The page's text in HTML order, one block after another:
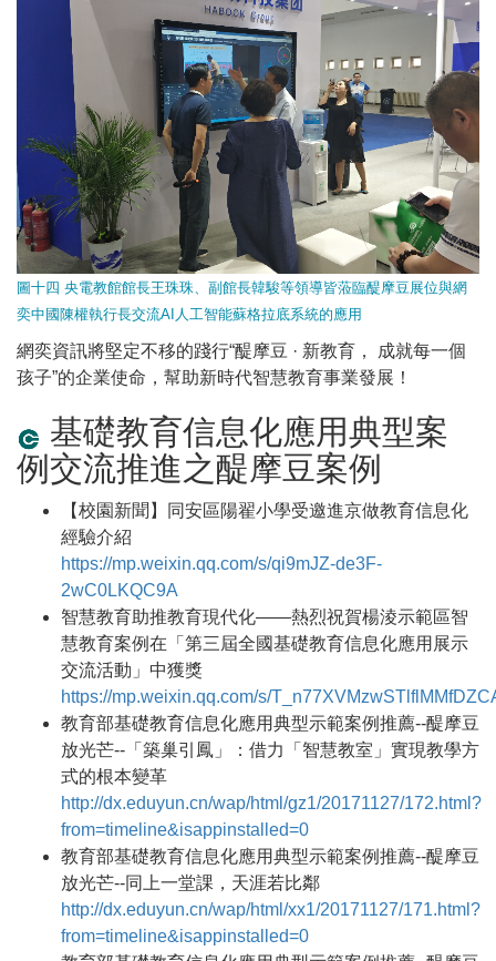
圖十四 央電教館館長王珠珠、副館長韓駿等領導皆蒞臨醍摩豆展位與網
奕中國陳權執行長交流AI人工智能蘇格拉底系統的應用
網奕資訊將堅定不移的踐行“醍摩豆 · 新教育， 成就每一個
孩子”的企業使命，幫助新時代智慧教育事業發展！
基礎教育信息化應用典型案
例交流推進之醍摩豆案例
【校園新聞】同安區陽翟小學受邀進京做教育信息化
經驗介紹
https://mp.weixin.qq.com/s/qi9mJZ-de3F-
2wC0LKQC9A
智慧教育助推教育現代化——熱烈祝賀楊淩示範區智
慧教育案例在「第三屆全國基礎教育信息化應用展示
交流活動」中獲獎
https://mp.weixin.qq.com/s/
教育部基礎教育信息化應用典型示範案例推薦--醍摩豆
放光芒--「築巢引鳳」：借力「智慧教室」實現教學方
式的根本變革
http://dx.eduyun.cn/wap/html/gz1/20171127/172.html?
from=timeline&isappinstalled=0
教育部基礎教育信息化應用典型示範案例推薦--醍摩豆
放光芒--同上一堂課，天涯若比鄰
http://dx.eduyun.cn/wap/html/xx1/20171127/171.html?
from=timeline&isappinstalled=0